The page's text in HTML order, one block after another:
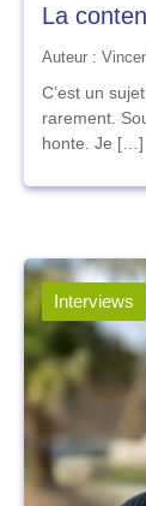
La
Auteur :
C’est un
rarement.
honte. Je […]
Interviews